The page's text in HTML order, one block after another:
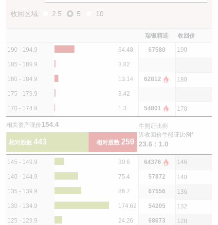
收回区域: 2.5 5 10
瑞银精选 收回价
190 - 194.9 64.48 67580 190
185 - 189.9 3.82
180 - 184.9 13.14 62812 180
175 - 179.9 3.42
170 - 174.9 1.3 54801 170
相关资产现价154.4
相对股数 443 相对股数 259
牛熊证比例
近收回价牛熊证比例*
23.6 : 1.0
145 - 149.9 30.6 64376 146
140 - 144.9 75.4 57872 140
135 - 139.9 86.7 67556 136
130 - 134.9 174.62 54205 132
125 - 129.9 24.26 68673 128